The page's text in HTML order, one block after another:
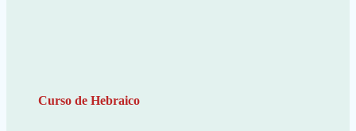
Curso de Hebraico